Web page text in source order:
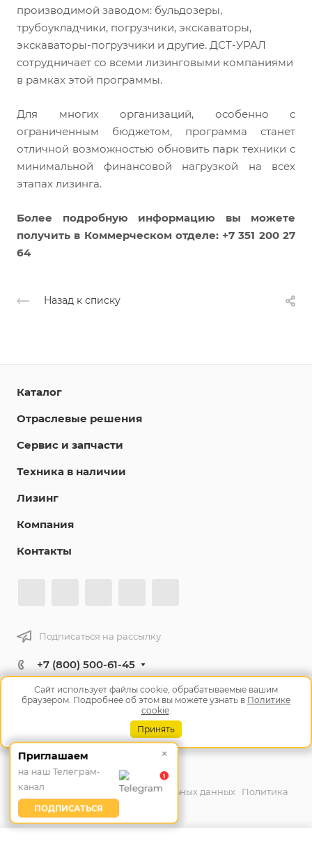
производимой заводом: бульдозеры,
трубоукладчики, погрузчики, экскаваторы,
экскаваторы-погрузчики и другие. ДСТ-УРАЛ
сотрудничает со всеми лизинговыми компаниями
в рамках этой программы.
Для многих организаций, особенно с
ограниченным бюджетом, программа станет
отличной возможностью обновить парк техники с
минимальной финансовой нагрузкой на всех
этапах лизинга.
Более подробную информацию вы можете
получить в Коммерческом отделе: +7 351 200 27
64
Назад к списку
Каталог
Отраслевые решения
Сервис и запчасти
Техника в наличии
Лизинг
Компания
Контакты
Подписаться на рассылку
+7 (800) 500-61-45
Заказать звонок
info@tm10.ru
Челябинск, ул. Героев Танкограда, 28П
© 2026 ДСТ УРАЛ
Согласие на обработку персональных данных
Политика
обработки персональных данных
×
Приглашаем
на наш Телеграм-
канал
ПОДПИСАТЬСЯ
1
Сайт использует файлы cookie, обрабатываемые вашим
браузером. Подробнее об этом вы можете узнать в Политике
cookie.
Принять